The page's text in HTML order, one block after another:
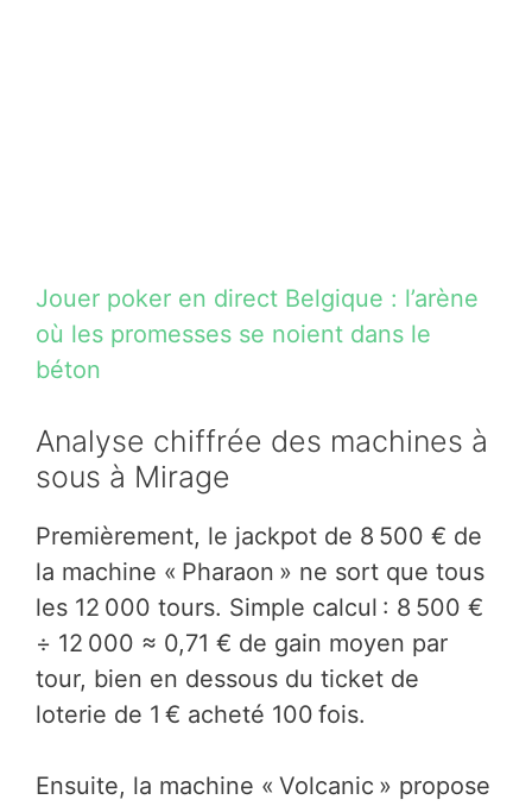
Jouer poker en direct Belgique : l’arène
où les promesses se noient dans le
béton
Analyse chiffrée des machines à
sous à Mirage
Premièrement, le jackpot de 8 500 € de
la machine « Pharaon » ne sort que tous
les 12 000 tours. Simple calcul : 8 500 €
÷ 12 000 ≈ 0,71 € de gain moyen par
tour, bien en dessous du ticket de
loterie de 1 € acheté 100 fois.
Ensuite, la machine « Volcanic » propose